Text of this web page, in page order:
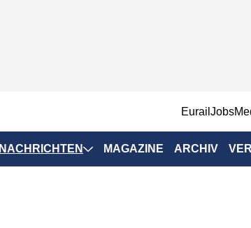
EurailJobs
NACHRICHTEN MAGAZINE ARCHIV